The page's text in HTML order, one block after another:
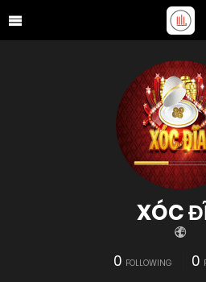
XÓC
0 FOLLOWING 0